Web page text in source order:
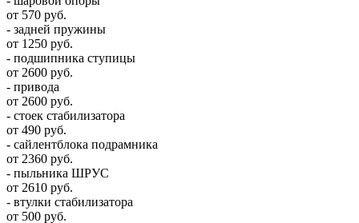
от 570 руб.
- задней пружины
от 1250 руб.
- подшипника ступицы
от 2600 руб.
- привода
от 2600 руб.
- стоек стабилизатора
от 490 руб.
- сайлентблока подрамника
от 2360 руб.
- пыльника ШРУС
от 2610 руб.
- втулки стабилизатора
от 500 руб.